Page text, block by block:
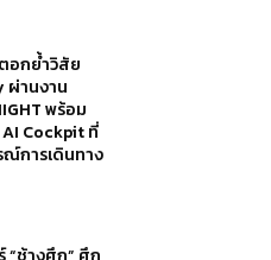
ตอกย้ำวิสัย
ผ่านงาน
พร้อม
Cockpit ที่
ณ์การเดินทาง